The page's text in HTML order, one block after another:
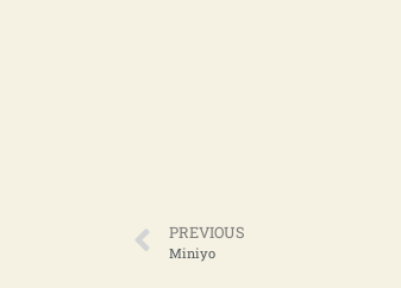
PREVIOUS
Miniyo